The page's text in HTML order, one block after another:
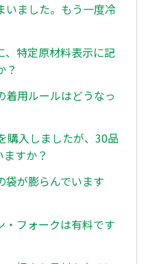
いました。もう一度冷
、特定原材料表示に記
？
着用ルールはどうなっ
購入しましたが、30品
すか？
袋が膨らんでいます
・フォークは有料です